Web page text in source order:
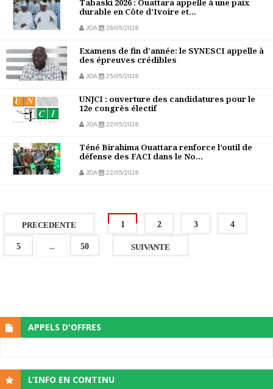
Tabaski 2026 : Ouattara appelle à une paix
durable en Côte d’Ivoire et...
JDA 28/05/2026
Examens de fin d'année: le SYNESCI appelle à
des épreuves crédibles
JDA 25/05/2026
UNJCI : ouverture des candidatures pour le
12e congrès électif
JDA 22/05/2026
Téné Birahima Ouattara renforce l’outil de
défense des FACI dans le No...
JDA 22/05/2026
PRECEDENTE 1 2 3 4
5 ... 50 SUIVANTE
APPELS D'OFFRES
L’INFO EN CONTINU